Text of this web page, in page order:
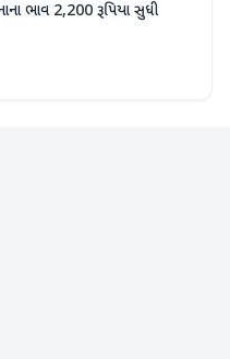
ભાવ 2,200 રૂપિયા સુધી